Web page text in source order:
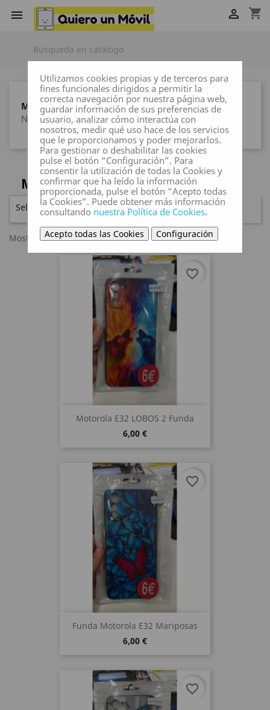
 shopping_cart

MARCAS
Ninguna marca
MOTOROLA E32
Seleccionar  FILTRAR
Mostrando 1-4 de 4 artículo(s)
Motorola E32 LOBOS 2 Funda
6,00 €
favorite_border
Funda Motorola E32 Mariposas
6,00 €
favorite_border
favorite_border
Utilizamos cookies propias y de terceros para
fines funcionales dirigidos a permitir la
correcta navegación por nuestra página web,
guardar información de sus preferencias de
usuario, analizar cómo interactúa con
nosotros, medir qué uso hace de los servicios
que le proporcionamos y poder mejorarlos.
Para gestionar o deshabilitar las cookies
pulse el botón “Configuración”. Para
consentir la utilización de todas la Cookies y
confirmar que ha leído la información
proporcionada, pulse el botón “Acepto todas
la Cookies”. Puede obtener más información
consultando nuestra Política de Cookies.
Acepto todas las Cookies Configuración